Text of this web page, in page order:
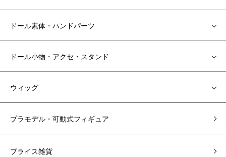
ドール素体・ハンドパーツ
ドール小物・アクセ・スタンド
ウィッグ
プラモデル・可動式フィギュア
ブライス雑貨